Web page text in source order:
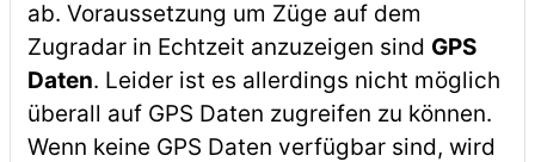
ab. Voraussetzung um Züge auf dem
Zugradar in Echtzeit anzuzeigen sind GPS
Daten. Leider ist es allerdings nicht möglich
überall auf GPS Daten zugreifen zu können.
Wenn keine GPS Daten verfügbar sind, wird